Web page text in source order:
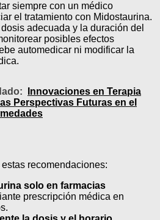
siempre con un médico
el tratamiento con Midostaurina.
adecuada y la duración del
posibles efectos
automedicar ni modificar la
Innovaciones en Terapia
Perspectivas Futuras en el
recomendaciones:
solo en farmacias
prescripción médica en